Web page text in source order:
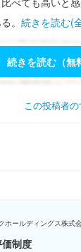
。 続きを読む(
続きを読む（無
この投稿者
ホールディングス株式
制度